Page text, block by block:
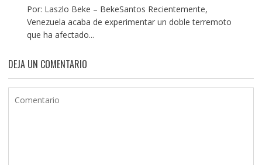
Por: Laszlo Beke – BekeSantos Recientemente,
Venezuela acaba de experimentar un doble terremoto
que ha afectado...
DEJA UN COMENTARIO